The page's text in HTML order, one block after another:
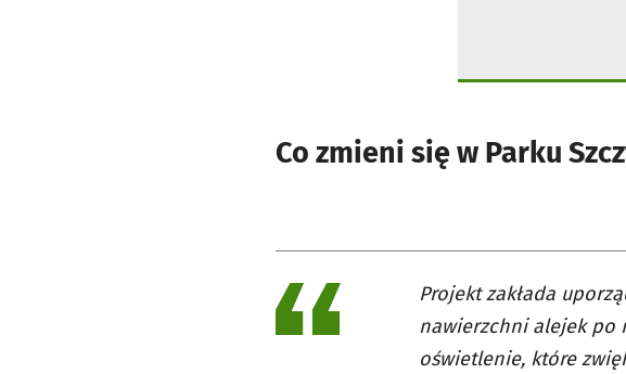
Co zmieni się w Parku
Projekt zakłada
nawierzchni alejek po
oświetlenie, które